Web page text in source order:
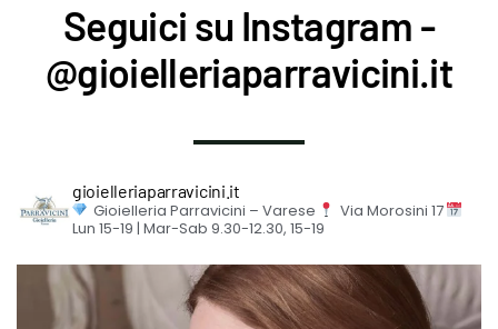
Seguici su Instagram -
@gioielleriaparravicini.it
gioielleriaparravicini.it
Gioielleria Parravicini – Varese
Via Morosini 17
Lun 15-19 | Mar-Sab 9.30-12.30, 15-19